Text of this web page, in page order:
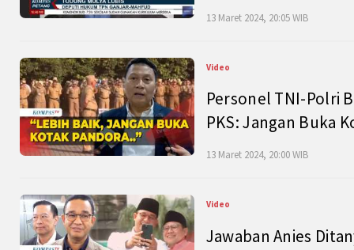
13 Maret 2024, 20:05 WIB
Video
Personel TNI-Polri
PKS: Jangan Buka
13 Maret 2024, 20:00 WIB
Video
Jawaban Anies